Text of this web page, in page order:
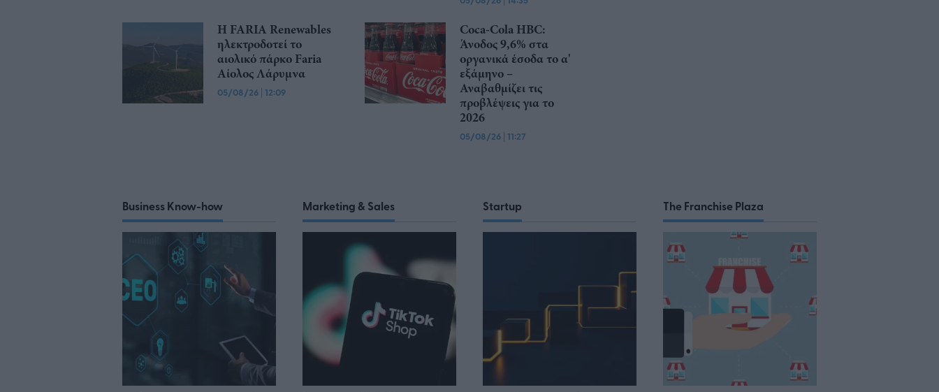
Η FARIA Renewables
ηλεκτροδοτεί το
αιολικό πάρκο Faria
Αίολος Λάρυμνα
05/08/26 | 12:09
Coca-Cola HBC:
Άνοδος 9,6% στα
οργανικά έσοδα το α'
εξάμηνο –
Αναβαθμίζει τις
προβλέψεις για το
2026
05/08/26 | 11:27
Business Know-how Marketing & Sales Startup The Franchise Plaza